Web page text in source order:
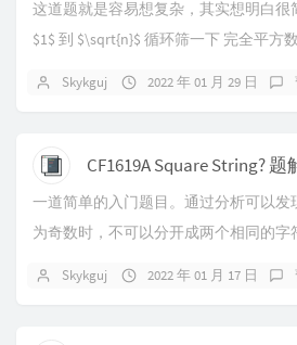
这道题就是容易想复杂，其实想明白很
$1$ 到 $\sqrt{n}$ 循环筛一下 完全平方
Skykguj 2022 年 01 月 29 日
CF1619A Square String? 题
一道简单的入门题目。通过分析可以发
为奇数时，不可以分开成两个相同的
Skykguj 2022 年 01 月 17 日